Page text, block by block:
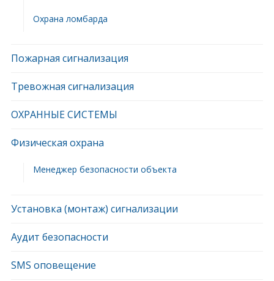
Охрана ломбарда
Пожарная сигнализация
Тревожная сигнализация
ОХРАННЫЕ СИСТЕМЫ
Физическая охрана
Менеджер безопасности объекта
Установка (монтаж) сигнализации
Аудит безопасности
SMS оповещение